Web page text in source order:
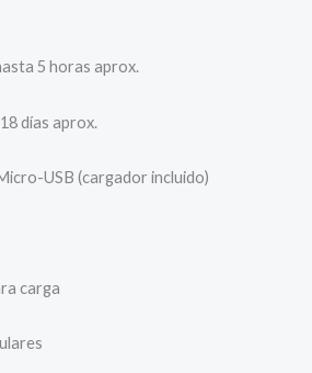
5 horas aprox.
días aprox.
USB (cargador incluido)
carga